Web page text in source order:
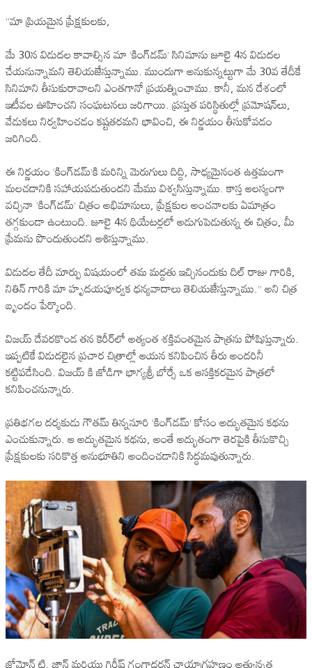
“మా ప్రియమైన ప్రేక్షకులకు,
మే 30న విడుదల కావాల్సిన మా ‘కింగ్‌డమ్‌’ సినిమాను జూలై 4న విడుదల
చేయనున్నామని తెలియజేస్తున్నాము. ముందుగా అనుకున్నట్టుగా మే 30వ తేదీకే
సినిమాని తీసుకురావాలని ఎంతగానో ప్రయత్నించాము. కానీ, మన దేశంలో
ఇటీవల ఊహించని సంఘటనలు జరిగాయి. ప్రస్తుత పరిస్థితుల్లో ప్రమోషన్‌లు,
వేడుకలు నిర్వహించడం కష్టతరమని భావించి, ఈ నిర్ణయం తీసుకోవడం
జరిగింది.
ఈ నిర్ణయం ‘కింగ్‌డమ్’కి మరిన్ని మెరుగులు దిద్ది, సాధ్యమైనంత ఉత్తమంగా
మలచడానికి సహాయపడుతుందని మేము విశ్వసిస్తున్నాము. కాస్త ఆలస్యంగా
వచ్చినా ‘కింగ్‌డమ్‌’ చిత్రం అభిమానులు, ప్రేక్షకుల అంచనాలకు ఏమాత్రం
తగ్గకుండా ఉంటుంది. జూలై 4న థియేటర్లలో అడుగుపెడుతున్న ఈ చిత్రం, మీ
ప్రేమను పొందుతుందని ఆశిస్తున్నాము.
విడుదల తేదీ మార్పు విషయంలో తమ మద్దతు ఇచ్చినందుకు దిల్ రాజు గారికి,
నితిన్ గారికి మా హృదయపూర్వక ధన్యవాదాలు తెలియజేస్తున్నాము.” అని చిత్ర
బృందం పేర్కొంది.
విజయ్ దేవరకొండ తన కెరీర్‌లో అత్యంత శక్తివంతమైన పాత్రను పోషిస్తున్నారు.
ఇప్పటికే విడుదలైన ప్రచార చిత్రాల్లో ఆయన కనిపించిన తీరు అందరినీ
కట్టిపడేసింది. విజయ్ కి జోడిగా భాగ్యశ్రీ బోర్సే ఒక ఆసక్తికరమైన పాత్రలో
కనిపించనున్నారు.
ప్రతిభగల దర్శకుడు గౌతమ్ తిన్ననూరి ‘కింగ్‌డమ్’ కోసం అద్భుతమైన కథను
ఎంచుకున్నారు. ఆ అద్భుతమైన కథను, అంతే అద్భుతంగా తెరపైకి తీసుకొచ్చి
ప్రేక్షకులకు సరికొత్త అనుభూతిని అందించడానికి సిద్ధమవుతున్నారు.